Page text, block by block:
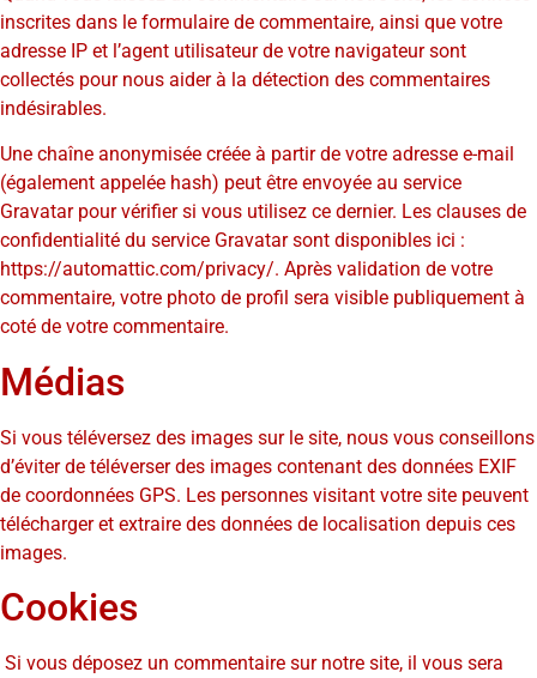
inscrites dans le formulaire de commentaire, ainsi que votre
adresse IP et l’agent utilisateur de votre navigateur sont
collectés pour nous aider à la détection des commentaires
indésirables.
Une chaîne anonymisée créée à partir de votre adresse e-mail
(également appelée hash) peut être envoyée au service
Gravatar pour vérifier si vous utilisez ce dernier. Les clauses de
confidentialité du service Gravatar sont disponibles ici :
https://automattic.com/privacy/. Après validation de votre
commentaire, votre photo de profil sera visible publiquement à
coté de votre commentaire.
Médias
Si vous téléversez des images sur le site, nous vous conseillons
d’éviter de téléverser des images contenant des données EXIF
de coordonnées GPS. Les personnes visitant votre site peuvent
télécharger et extraire des données de localisation depuis ces
images.
Cookies
Si vous déposez un commentaire sur notre site, il vous sera